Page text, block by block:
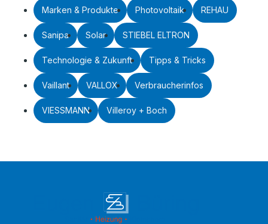
Marken & Produkte Photovoltaik REHAU
Sanipa Solar STIEBEL ELTRON
Technologie & Zukunft Tipps & Tricks
Vaillant VALLOX Verbraucherinfos
VIESSMANN Villeroy + Boch